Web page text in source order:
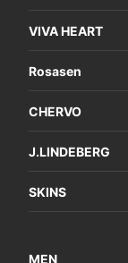
VIVA HEART
Rosasen
CHERVO
J.LINDEBERG
SKINS
MEN